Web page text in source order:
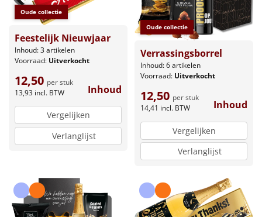
Oude collectie
Feestelijk Nieuwjaar
Inhoud: 3 artikelen
Voorraad: Uitverkocht
12,50 per stuk
13,93 incl. BTW Inhoud
Vergelijken
Verlanglijst
Oude collectie
Verrassingsborrel
Inhoud: 6 artikelen
Voorraad: Uitverkocht
12,50 per stuk
14,41 incl. BTW Inhoud
Vergelijken
Verlanglijst